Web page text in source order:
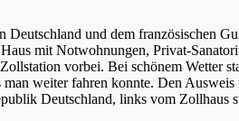
Deutschland und dem
mit Notwohnungen, Privat-
vorbei. Bei schönem Wetter
weiter fahren konnte. Den
Deutschland, links vom Zollhaus